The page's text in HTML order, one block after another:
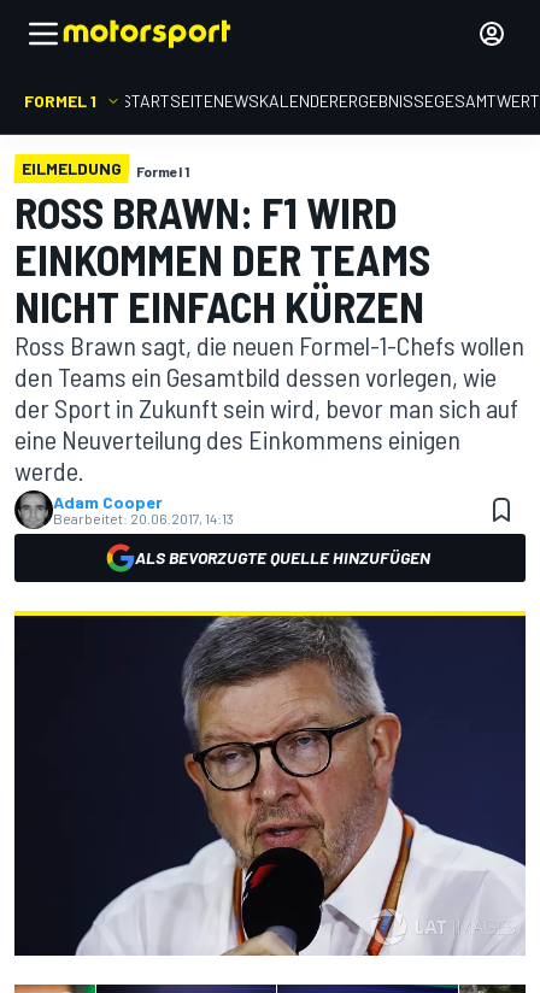
FORMEL 1 STARTSEITENEWSKALENDERERGEBNISSE
EILMELDUNG Formel 1
ROSS BRAWN: F1 WIRD
EINKOMMEN DER TEAMS
NICHT EINFACH KÜRZEN
Ross Brawn sagt, die neuen Formel-1-Chefs wollen
den Teams ein Gesamtbild dessen vorlegen, wie
der Sport in Zukunft sein wird, bevor man sich auf
eine Neuverteilung des Einkommens einigen
werde.
Adam Cooper
Bearbeitet: 20.06.2017, 14:13
ALS BEVORZUGTE QUELLE HINZUFÜGEN